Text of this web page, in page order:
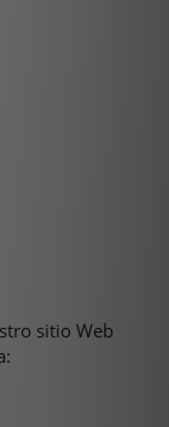
sitio Web